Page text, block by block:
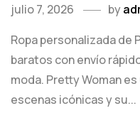
julio 7, 2026 by
Ropa personalizada de
baratos con envío
moda. Pretty Woman
escenas icónicas y su...